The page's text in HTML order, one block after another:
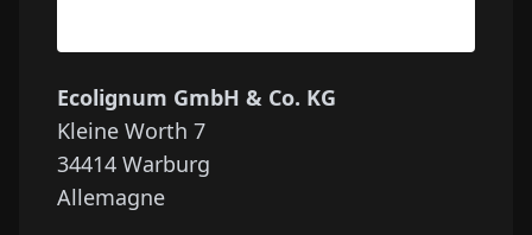
Ecolignum GmbH & Co. KG
Kleine Worth 7
34414 Warburg
Allemagne